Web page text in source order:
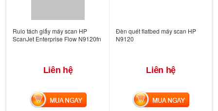
Rulo tách giấy máy scan HP
ScanJet Enterprise Flow N9120fn
Liên hệ
MUA NGAY
Đèn quét flatbed máy scan HP
N9120
Liên hệ
MUA NGAY